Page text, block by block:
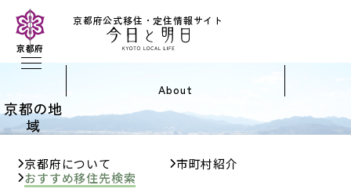
京都府公式移住・定住情報サイト
京都府
about
京都の地
域
京都府について
市町村紹介
おすすめ移住先検索